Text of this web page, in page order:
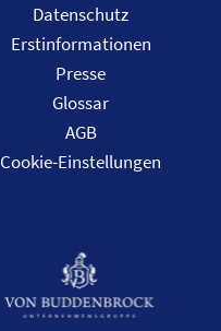
Datenschutz
Erstinformationen
Presse
Glossar
AGB
Cookie-Einstellungen